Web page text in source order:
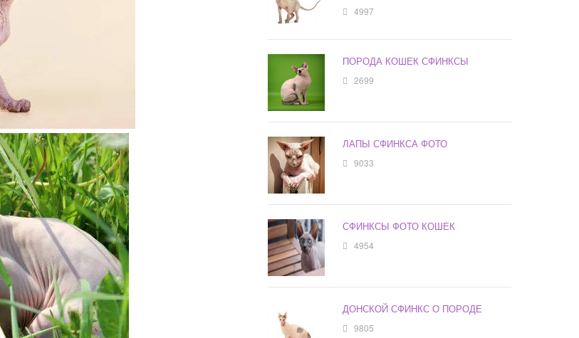
4997
ПОРОДА КОШЕК СФИНКСЫ
2699
ЛАПЫ СФИНКСА ФОТО
9033
СФИНКСЫ ФОТО КОШЕК
4954
ДОНСКОЙ СФИНКС О ПОРОДЕ
9805